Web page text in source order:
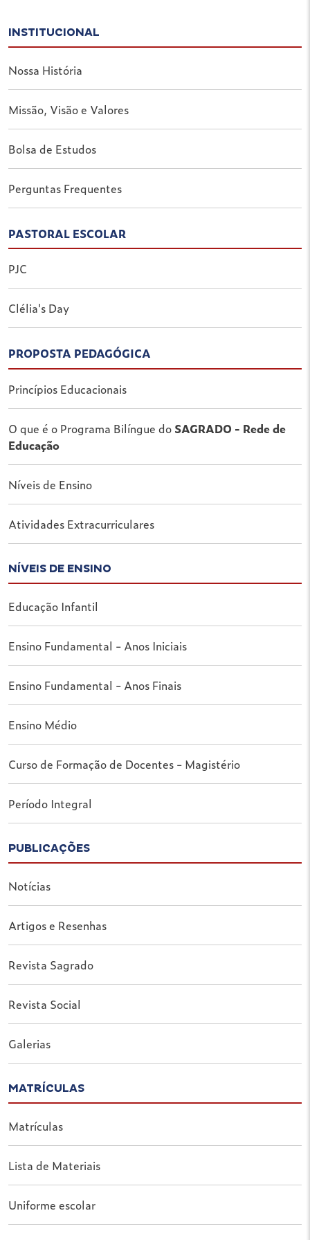
INSTITUCIONAL
Nossa História
Missão, Visão e Valores
Bolsa de Estudos
Perguntas Frequentes
PASTORAL ESCOLAR
PJC
Clélia's Day
PROPOSTA PEDAGÓGICA
Princípios Educacionais
O que é o Programa Bilíngue do SAGRADO - Rede de
Educação
Níveis de Ensino
Atividades Extracurriculares
NÍVEIS DE ENSINO
Educação Infantil
Ensino Fundamental - Anos Iniciais
Ensino Fundamental - Anos Finais
Ensino Médio
Curso de Formação de Docentes - Magistério
Período Integral
PUBLICAÇÕES
Notícias
Artigos e Resenhas
Revista Sagrado
Revista Social
Galerias
MATRÍCULAS
Matrículas
Lista de Materiais
Uniforme escolar